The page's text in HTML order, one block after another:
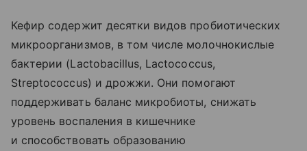
Кефир содержит десятки видов пробиотических
микроорганизмов, в том числе молочнокислые
бактерии (Lactobacillus, Lactococcus,
Streptococcus) и дрожжи. Они помогают
поддерживать баланс микробиоты, снижать
уровень воспаления в кишечнике
и способствовать образованию